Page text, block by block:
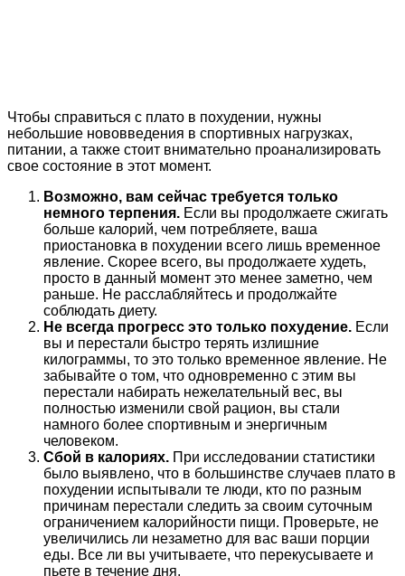
Чтобы справиться с плато в похудении, нужны
небольшие нововведения в спортивных нагрузках,
питании, а также стоит внимательно проанализировать
свое состояние в этот момент.
Возможно, вам сейчас требуется только
немного терпения. Если вы продолжаете сжигать
больше калорий, чем потребляете, ваша
приостановка в похудении всего лишь временное
явление. Скорее всего, вы продолжаете худеть,
просто в данный момент это менее заметно, чем
раньше. Не расслабляйтесь и продолжайте
соблюдать диету.
Не всегда прогресс это только похудение. Если
вы и перестали быстро терять излишние
килограммы, то это только временное явление. Не
забывайте о том, что одновременно с этим вы
перестали набирать нежелательный вес, вы
полностью изменили свой рацион, вы стали
намного более спортивным и энергичным
человеком.
Сбой в калориях. При исследовании статистики
было выявлено, что в большинстве случаев плато в
похудении испытывали те люди, кто по разным
причинам перестали следить за своим суточным
ограничением калорийности пищи. Проверьте, не
увеличились ли незаметно для вас ваши порции
еды. Все ли вы учитываете, что перекусываете и
пьете в течение дня.